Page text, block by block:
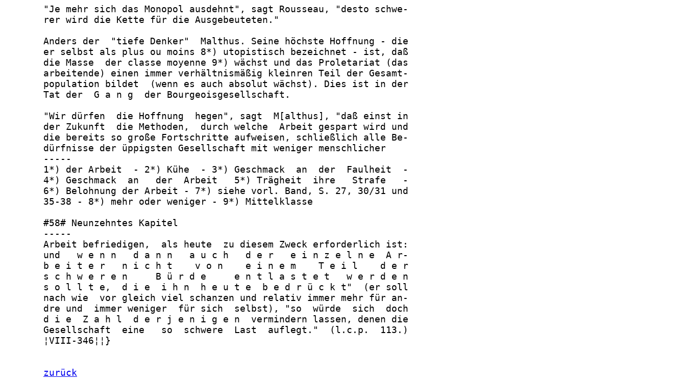
       "Je mehr sich das Monopol ausdehnt", sagt Rousseau, "desto schwe-
       rer wird die Kette für die Ausgebeuteten."
       Anders der  "tiefe Denker"  Malthus. Seine höchste Hoffnung - die
       er selbst als plus ou moins 8*) utopistisch bezeichnet - ist, daß
       die Masse  der classe moyenne 9*) wächst und das Proletariat (das
       arbeitende) einen immer verhältnismäßig kleinren Teil der Gesamt-
       population bildet  (wenn es auch absolut wächst). Dies ist in der
       Tat der  G a n g  der Bourgeoisgesellschaft.
       "Wir dürfen  die Hoffnung  hegen", sagt  M[althus], "daß einst in
       der Zukunft  die Methoden,  durch welche  Arbeit gespart wird und
       die bereits so große Fortschritte aufweisen, schließlich alle Be-
       dürfnisse der üppigsten Gesellschaft mit weniger menschlicher
       -----
       1*) der Arbeit  - 2*) Kühe  - 3*) Geschmack  an  der  Faulheit  -
       4*) Geschmack  an   der  Arbeit   5*) Trägheit  ihre   Strafe   -
       6*) Belohnung der Arbeit - 7*) siehe vorl. Band, S. 27, 30/31 und
       35-38 - 8*) mehr oder weniger - 9*) Mittelklasse
       #58# Neunzehntes Kapitel
       -----
       Arbeit befriedigen,  als heute  zu diesem Zweck erforderlich ist:
       und   w e n n   d a n n   a u c h   d e r   e i n z e l n e  A r-
       b e i t e r   n i c h t    v o n    e i n e m    T e i l    d e r
       s c h w e r e n     B ü r d e     e n t l a s t e t   w e r d e n
       s o l l t e,  d i e  i h n  h e u t e  b e d r ü c k t"  (er soll
       nach wie  vor gleich viel schanzen und relativ immer mehr für an-
       dre und  immer weniger  für sich  selbst), "so  würde  sich  doch
       d i e  Z a h l  d e r j e n i g e n  vermindern lassen, denen die
       Gesellschaft  eine   so  schwere  Last  auflegt."  (l.c.p.  113.)
       ¦VIII-346¦¦}
zurück